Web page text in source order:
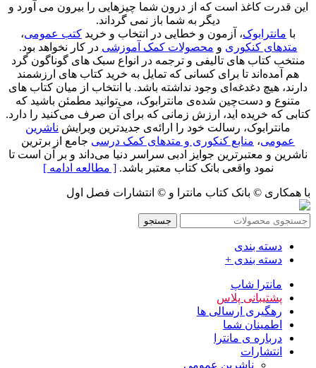
این قدرت کاغذ است که از درون شما چیزهایی را بیرون می آورد و
دیگر به شما باز نمی گرداند.
با مانترابوک، آزمون و خطایی در انتخاب و خرید کتب عمومی،
متدهای کنکوری و محصولات کمک آموزشی در کار نخواهد بود.
منتخب کتاب‌ های تالیفی و ترجمه در انواع سبک های گوناگون گرد
هم آمده‌اند تا برای کسانی که تمایل به خرید کتاب های ارزشمند
دارند، هیچ دغدغه‌ای وجود نداشته باشد. با انتخاب از میان کتاب های
متنوع و دست‌چین شده‌ی مانترابوک، می‌توانید مطمئن باشید که
کتابی که خریده اید، ارزش زمانی که برای آن صرف می‌کنید را دارد.
مانترابوک، رسالت خود را ارائه‌ی جدیدترین ویرایش ناشرین
عمومی، منابع کنکوری و متدهای کمک درسی جامع از برترین
ناشرین و معتبرترین جوایز ادبی سراسر دنیا می‌داند و بر آن است تا
نمود واقعی بانک کتاب معتبر باشد.[ مطالعه ادامه ]
با همکاری © بانک کتاب مانترا و © انتشارات فصل اول
جستجو
دسته بندی
دسته بندی +
مانترا شاپ
پشتیبانی پلاس
رهگیری ارسالی ها
اطمینان شما
درباره ی مانترا
انتشارات
ناشرین عمومی